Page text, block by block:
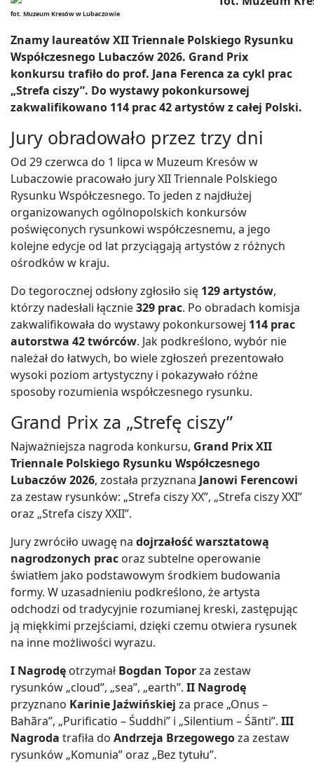
fot. Muzeum Kresów w Lubaczowie
Znamy laureatów XII Triennale Polskiego Rysunku
Współczesnego Lubaczów 2026. Grand Prix
konkursu trafiło do prof. Jana Ferenca za cykl prac
„Strefa ciszy”. Do wystawy pokonkursowej
zakwalifikowano 114 prac 42 artystów z całej Polski.
Jury obradowało przez trzy dni
Od 29 czerwca do 1 lipca w Muzeum Kresów w
Lubaczowie pracowało jury XII Triennale Polskiego
Rysunku Współczesnego. To jeden z najdłużej
organizowanych ogólnopolskich konkursów
poświęconych rysunkowi współczesnemu, a jego
kolejne edycje od lat przyciągają artystów z różnych
ośrodków w kraju.
Do tegorocznej odsłony zgłosiło się 129 artystów,
którzy nadesłali łącznie329 prac. Po obradach komisja
zakwalifikowała do wystawy pokonkursowej 114 prac
autorstwa 42 twórców. Jak podkreślono, wybór nie
należał do łatwych, bo wiele zgłoszeń prezentowało
wysoki poziom artystyczny i pokazywało różne
sposoby rozumienia współczesnego rysunku.
Grand Prix za „Strefę ciszy”
Najważniejsza nagroda konkursu, Grand Prix XII
Triennale Polskiego Rysunku Współczesnego
Lubaczów 2026, została przyznana Janowi Ferencowi
za zestaw rysunków: „Strefa ciszy XX”, „Strefa ciszy XXI”
oraz „Strefa ciszy XXII”.
Jury zwróciło uwagę na dojrzałość warsztatową
nagrodzonych prac oraz subtelne operowanie
światłem jako podstawowym środkiem budowania
formy. W uzasadnieniu podkreślono, że artysta
odchodzi od tradycyjnie rozumianej kreski, zastępując
ją miękkimi przejściami, dzięki czemu otwiera rysunek
na inne możliwości wyrazu.
I Nagrodę otrzymał Bogdan Toporza zestaw
rysunków „cloud”, „sea”, „earth”. II Nagrodę
przyznano Karinie Jaźwińskiej za prace „Onus –
Bahãra”, „Purificatio – Śuddhi” i „Silentium – Śãnti”. III
Nagroda trafiła do Andrzeja Brzegowegoza zestaw
rysunków „Komunia” oraz „Bez tytułu”.